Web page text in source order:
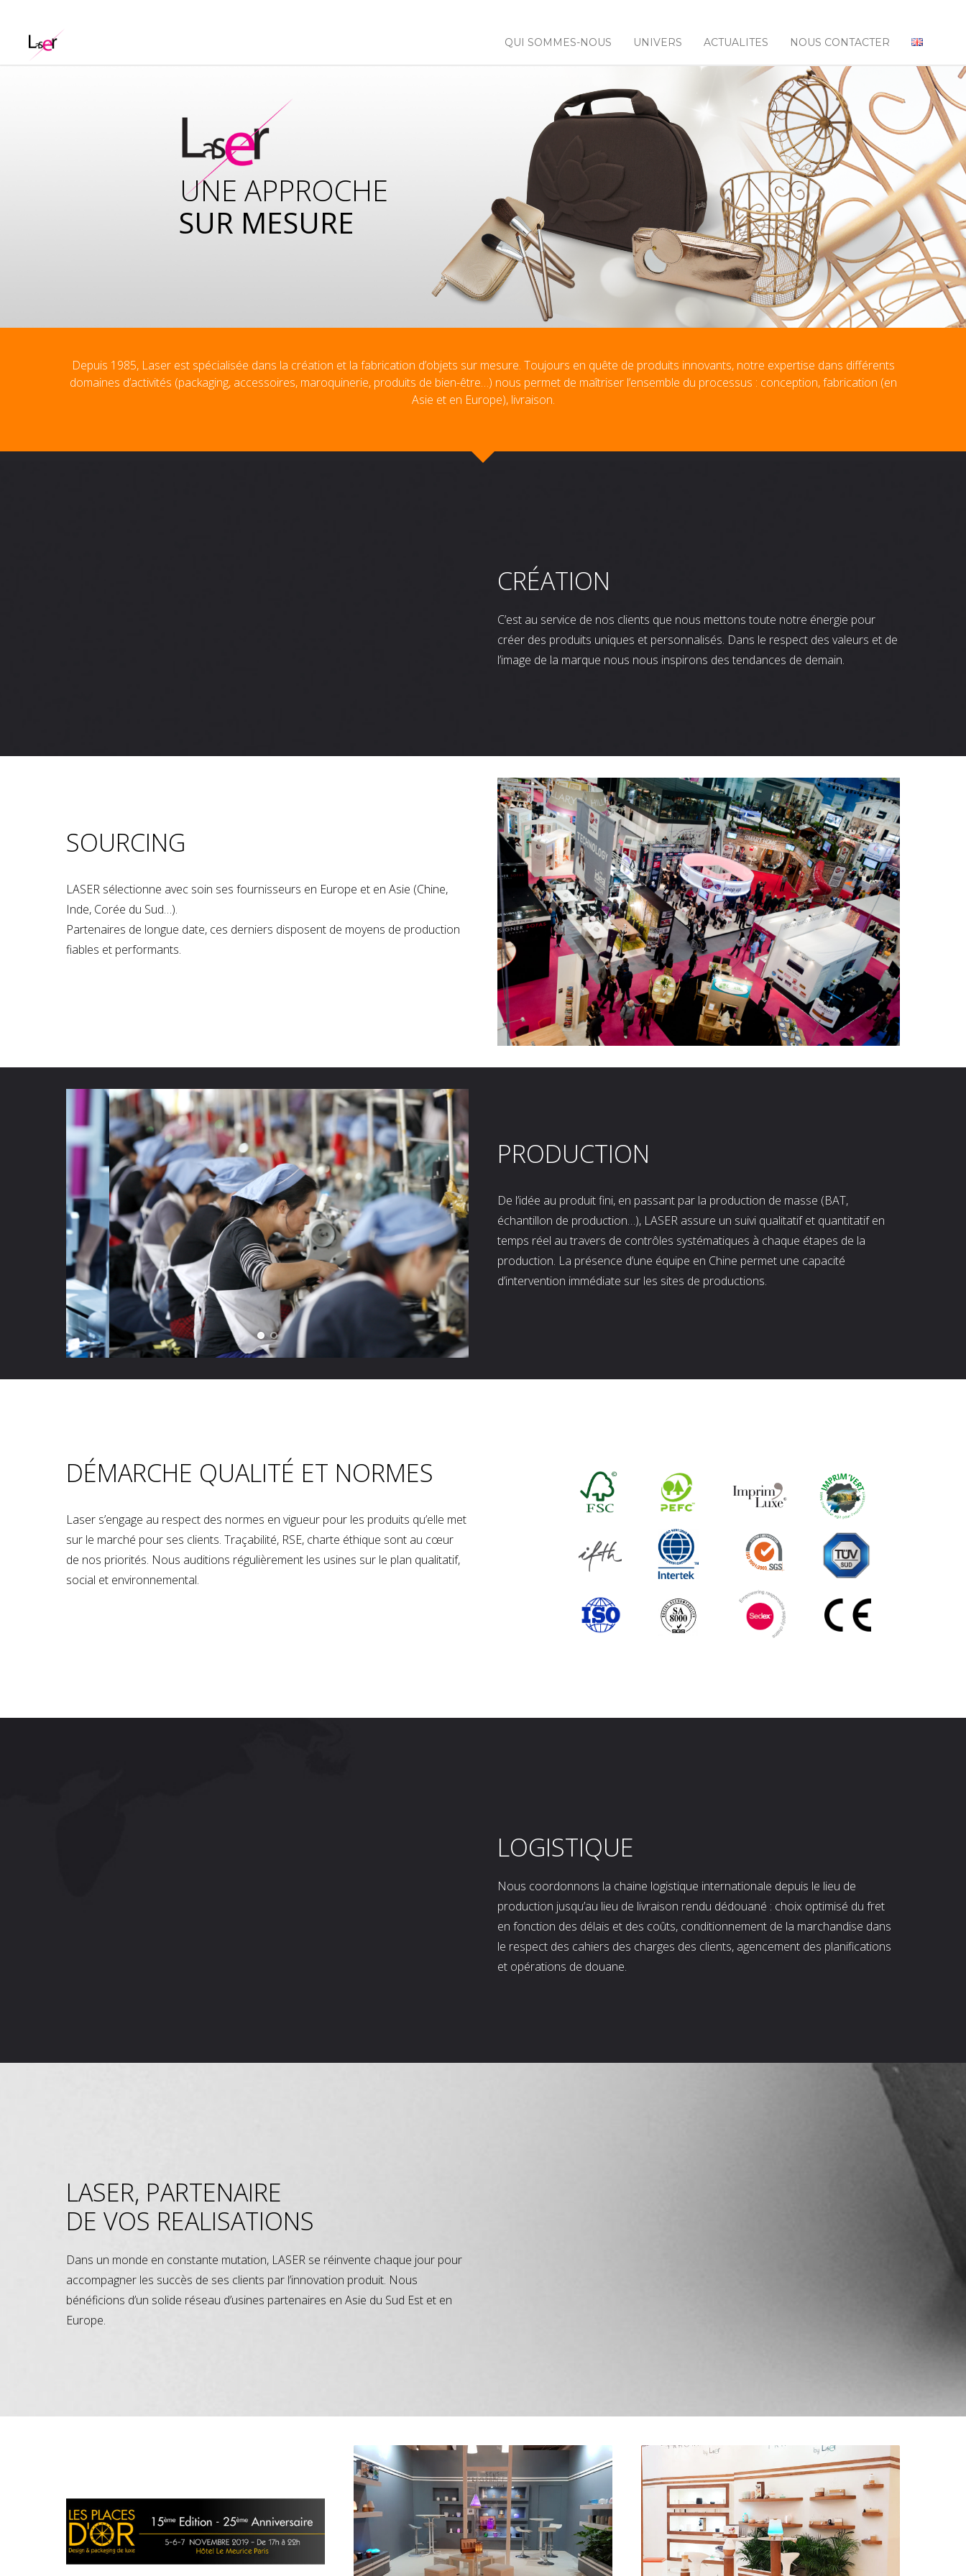
QUI SOMMES-NOUS UNIVERS ACTUALITES NOUS CONTACTER
SUR MESURE
UNE APPROCHE
Depuis 1985, Laser est spécialisée dans la création et la fabrication d’objets sur mesure. Toujours en quête de produits innovants, notre expertise dans différents
domaines d’activités (packaging, accessoires, maroquinerie, produits de bien-être…) nous permet de maîtriser l’ensemble du processus : conception, fabrication (en
Asie et en Europe), livraison.
CRÉATION
C’est au service de nos clients que nous mettons toute notre énergie pour
créer des produits uniques et personnalisés. Dans le respect des valeurs et de
l’image de la marque nous nous inspirons des tendances de demain.
SOURCING
LASER sélectionne avec soin ses fournisseurs en Europe et en Asie (Chine,
Inde, Corée du Sud…).
Partenaires de longue date, ces derniers disposent de moyens de production
fiables et performants.
PRODUCTION
De l’idée au produit fini, en passant par la production de masse (BAT,
échantillon de production…), LASER assure un suivi qualitatif et quantitatif en
temps réel au travers de contrôles systématiques à chaque étapes de la
production. La présence d’une équipe en Chine permet une capacité
d’intervention immédiate sur les sites de productions.
DÉMARCHE QUALITÉ ET NORMES
Laser s’engage au respect des normes en vigueur pour les produits qu’elle met
sur le marché pour ses clients. Traçabilité, RSE, charte éthique sont au cœur
de nos priorités. Nous auditions régulièrement les usines sur le plan qualitatif,
social et environnemental.
LOGISTIQUE
Nous coordonnons la chaine logistique internationale depuis le lieu de
production jusqu’au lieu de livraison rendu dédouané : choix optimisé du fret
en fonction des délais et des coûts, conditionnement de la marchandise dans
le respect des cahiers des charges des clients, agencement des planifications
et opérations de douane.
LASER, PARTENAIRE
DE VOS REALISATIONS
Dans un monde en constante mutation, LASER se réinvente chaque jour pour
accompagner les succès de ses clients par l’innovation produit. Nous
bénéficions d’un solide réseau d’usines partenaires en Asie du Sud Est et en
Europe.